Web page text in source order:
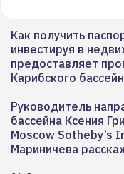
Как получить
инвестируя в
предоставляет
Карибского
Руководитель
бассейна Ксения
Moscow Sotheby’s
Мариничева